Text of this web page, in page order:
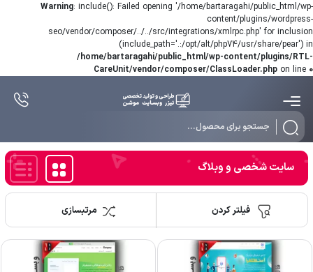
Warning: include(): Failed opening '/home/bartaragahi/public_html/wp-
content/plugins/wordpress-
seo/vendor/composer/../../src/integrations/xmlrpc.php' for inclusion
(include_path='.:/opt/alt/php74/usr/share/pear') in
/home/bartaragahi/public_html/wp-content/plugins/RTL-
CareUnit/vendor/composer/ClassLoader.php on line 0
سایت شخصی و وبلاگ
مرتبسازی فیلتر کردن